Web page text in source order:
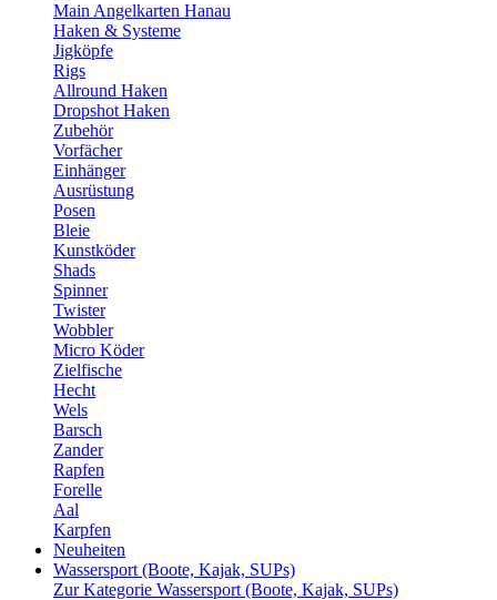
Main Angelkarten Hanau
Haken & Systeme
Jigköpfe
Rigs
Allround Haken
Dropshot Haken
Zubehör
Vorfächer
Einhänger
Ausrüstung
Posen
Bleie
Kunstköder
Shads
Spinner
Twister
Wobbler
Micro Köder
Zielfische
Hecht
Wels
Barsch
Zander
Rapfen
Forelle
Aal
Karpfen
Neuheiten
Wassersport (Boote, Kajak, SUPs)
Zur Kategorie Wassersport (Boote, Kajak, SUPs)